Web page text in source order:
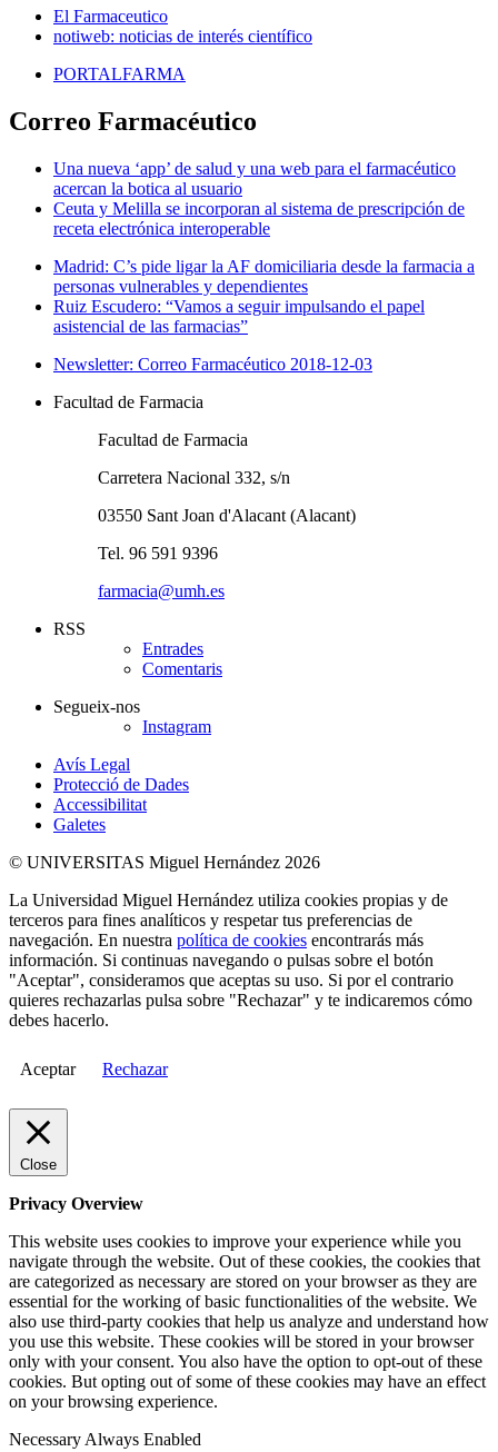
El Farmaceutico
notiweb: noticias de interés científico
PORTALFARMA
Correo Farmacéutico
Una nueva ‘app’ de salud y una web para el farmacéutico
acercan la botica al usuario
Ceuta y Melilla se incorporan al sistema de prescripción de
receta electrónica interoperable
Madrid: C’s pide ligar la AF domiciliaria desde la farmacia a
personas vulnerables y dependientes
Ruiz Escudero: “Vamos a seguir impulsando el papel
asistencial de las farmacias”
Newsletter: Correo Farmacéutico 2018-12-03
Facultad de Farmacia
Facultad de Farmacia
Carretera Nacional 332, s/n
03550 Sant Joan d'Alacant (Alacant)
Tel. 96 591 9396
farmacia@umh.es
RSS
Entrades
Comentaris
Segueix-nos
Instagram
Avís Legal
Protecció de Dades
Accessibilitat
Galetes
© UNIVERSITAS Miguel Hernández 2026
La Universidad Miguel Hernández utiliza cookies propias y de
terceros para fines analíticos y respetar tus preferencias de
navegación. En nuestra política de cookies encontrarás más
información. Si continuas navegando o pulsas sobre el botón
"Aceptar", consideramos que aceptas su uso. Si por el contrario
quieres rechazarlas pulsa sobre "Rechazar" y te indicaremos cómo
debes hacerlo.
Aceptar Rechazar
Close
Privacy Overview
This website uses cookies to improve your experience while you
navigate through the website. Out of these cookies, the cookies that
are categorized as necessary are stored on your browser as they are
essential for the working of basic functionalities of the website. We
also use third-party cookies that help us analyze and understand how
you use this website. These cookies will be stored in your browser
only with your consent. You also have the option to opt-out of these
cookies. But opting out of some of these cookies may have an effect
on your browsing experience.
Necessary Always Enabled